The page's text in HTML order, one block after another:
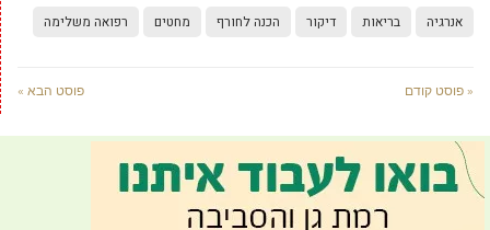
אנרגיה בריאות דיקור הכנה לחורף מחטים רפואה משלימה
« פוסט קודם פוסט הבא »